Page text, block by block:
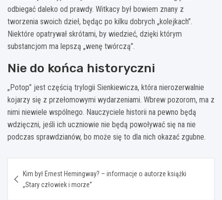
odbiegać daleko od prawdy. Witkacy był bowiem znany z
tworzenia swoich dzieł, będąc po kilku dobrych „kolejkach”.
Niektóre opatrywał skrótami, by wiedzieć, dzięki którym
substancjom ma lepszą „wenę twórczą”.
Nie do końca historyczni
„Potop” jest częścią trylogii Sienkiewicza, która nierozerwalnie
kojarzy się z przełomowymi wydarzeniami. Wbrew pozorom, ma z
nimi niewiele wspólnego. Nauczyciele historii na pewno będą
wdzięczni, jeśli ich uczniowie nie będą powoływać się na nie
podczas sprawdzianów, bo może się to dla nich okazać zgubne.
wpisu
Kim był Ernest Hemingway? – informacje o autorze książki
„Stary człowiek i morze”